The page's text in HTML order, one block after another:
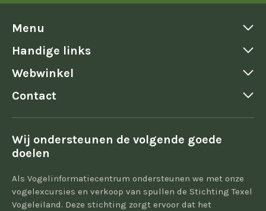
Menu
Handige links
Webwinkel
Contact
Wij ondersteunen de volgende goede
doelen
Als Vogelinformatiecentrum ondersteunen we met onze
vogelexcursies en verkoop van spullen de Stichting Texel
Vogeleiland. Deze stichting zorgt ervoor dat het